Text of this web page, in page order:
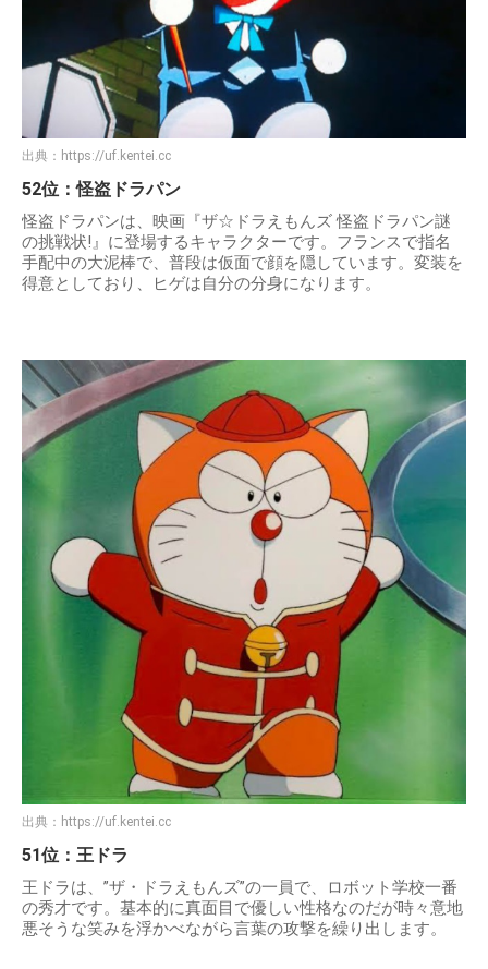
出典： https://uf.kentei.cc
52位：怪盗ドラパン
怪盗ドラパンは、映画『ザ☆ドラえもんズ 怪盗ドラパン謎
の挑戦状!』に登場するキャラクターです。フランスで指名
手配中の大泥棒で、普段は仮面で顔を隠しています。変装を
得意としており、ヒゲは自分の分身になります。
出典： https://uf.kentei.cc
51位：王ドラ
王ドラは、”ザ・ドラえもんズ”の一員で、ロボット学校一番
の秀才です。基本的に真面目で優しい性格なのだが時々意地
悪そうな笑みを浮かべながら言葉の攻撃を繰り出します。